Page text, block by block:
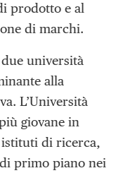
prodotto e al
di marchi.
università
alla
L’Università
giovane in
di ricerca,
primo piano nei